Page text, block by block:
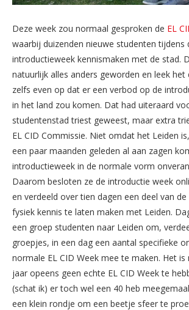
Deze week zou normaal gesproken de EL
waarbij duizenden nieuwe studenten tijdens
introductieweek kennismaken met de stad.
natuurlijk alles anders geworden en leek het
zelfs even op dat er een verbod op de
in het land zou komen. Dat had uiteraard
studentenstad triest geweest, maar extra
EL CID Commissie. Niet omdat het Leiden
een paar maanden geleden al aan zagen
introductieweek in de normale vorm
Daarom besloten ze de introductie week
en verdeeld over tien dagen een deel van
fysiek kennis te laten maken met Leiden.
een groep studenten naar Leiden om,
groepjes, in een dag een aantal specifieke
normale EL CID Week mee te maken. Het is
jaar opeens geen echte EL CID Week te
(schat ik) er toch wel een 40 heb
een klein rondje om een beetje sfeer te